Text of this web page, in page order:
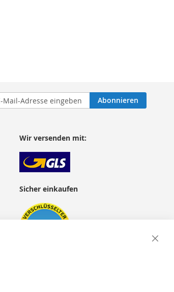
Abonnieren
Wir versenden mit:
Sicher einkaufen
Close